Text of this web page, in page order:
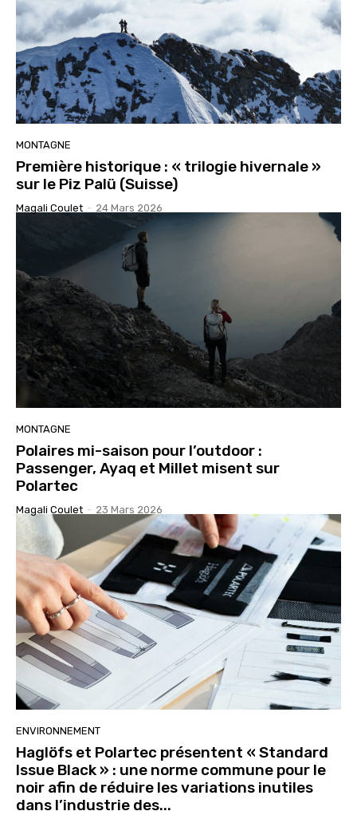
MONTAGNE
Première historique : « trilogie hivernale »
sur le Piz Palü (Suisse)
Magali Coulet - 24 Mars 2026
MONTAGNE
Polaires mi-saison pour l’outdoor :
Passenger, Ayaq et Millet misent sur
Polartec
Magali Coulet - 23 Mars 2026
ENVIRONNEMENT
Haglöfs et Polartec présentent « Standard
Issue Black » : une norme commune pour le
noir afin de réduire les variations inutiles
dans l’industrie des...